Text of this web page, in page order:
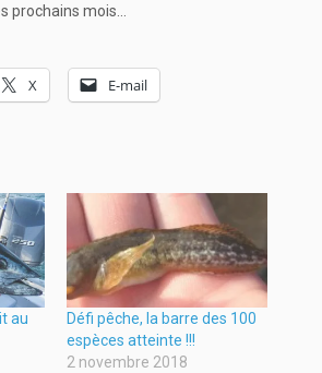
prochains mois…
X E-mail
au
Défi pêche, la barre des 100
espèces atteinte !!!
2 novembre 2018